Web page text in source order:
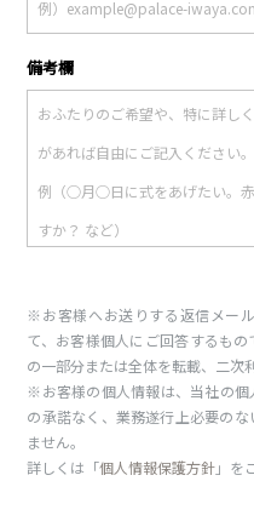
備考欄
※お客様へお送りする返信メー
て、お客様個人にご回答するも
の一部分または全体を転載、二次
※お客様の個人情報は、当社の
の承諾なく、業務遂行上必要の
ません。
詳しくは「個人情報保護方針」を